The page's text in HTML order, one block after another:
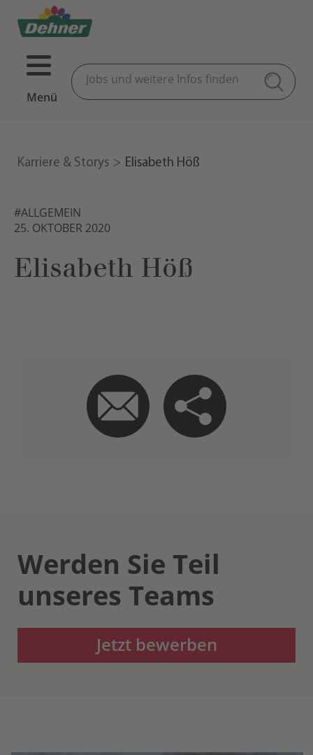
Menü
Karriere & Storys Elisabeth Höß
#ALLGEMEIN
25. OKTOBER 2020
Elisabeth Höß
Werden Sie Teil
unseres Teams
Jetzt bewerben